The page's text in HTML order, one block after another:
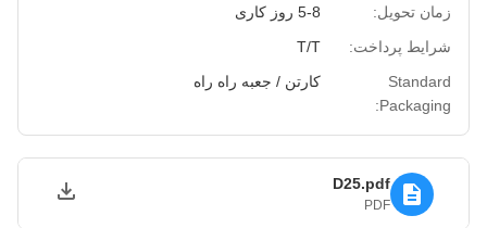
زمان تحویل:
5-8 روز کاری
شرایط پرداخت:
T/T
Standard
Packaging:
کارتن / جعبه راه راه
D25.pdf
PDF